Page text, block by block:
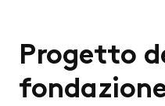
Progetto